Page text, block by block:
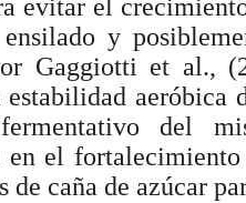
evitar el
y
Gaggiotti et al.,
estabilidad
del
en el
de caña de azúcar